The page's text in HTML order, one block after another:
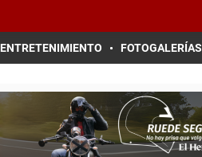
ENTRETENIMIENTO FOTOGALERÍAS